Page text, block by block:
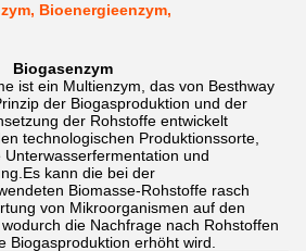
Bioenergieenzym,
Biogasenzym
ist ein Multienzym, das von Besthway
der Biogasproduktion und der
der Rohstoffe entwickelt
technologischen Produktionssorte,
und
kann die bei der
Biomasse-Rohstoffe rasch
von Mikroorganismen auf den
die Nachfrage nach Rohstoffen
Biogasproduktion erhöht wird.